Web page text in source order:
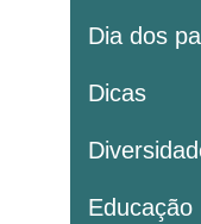
Dia dos
Dicas
Educação